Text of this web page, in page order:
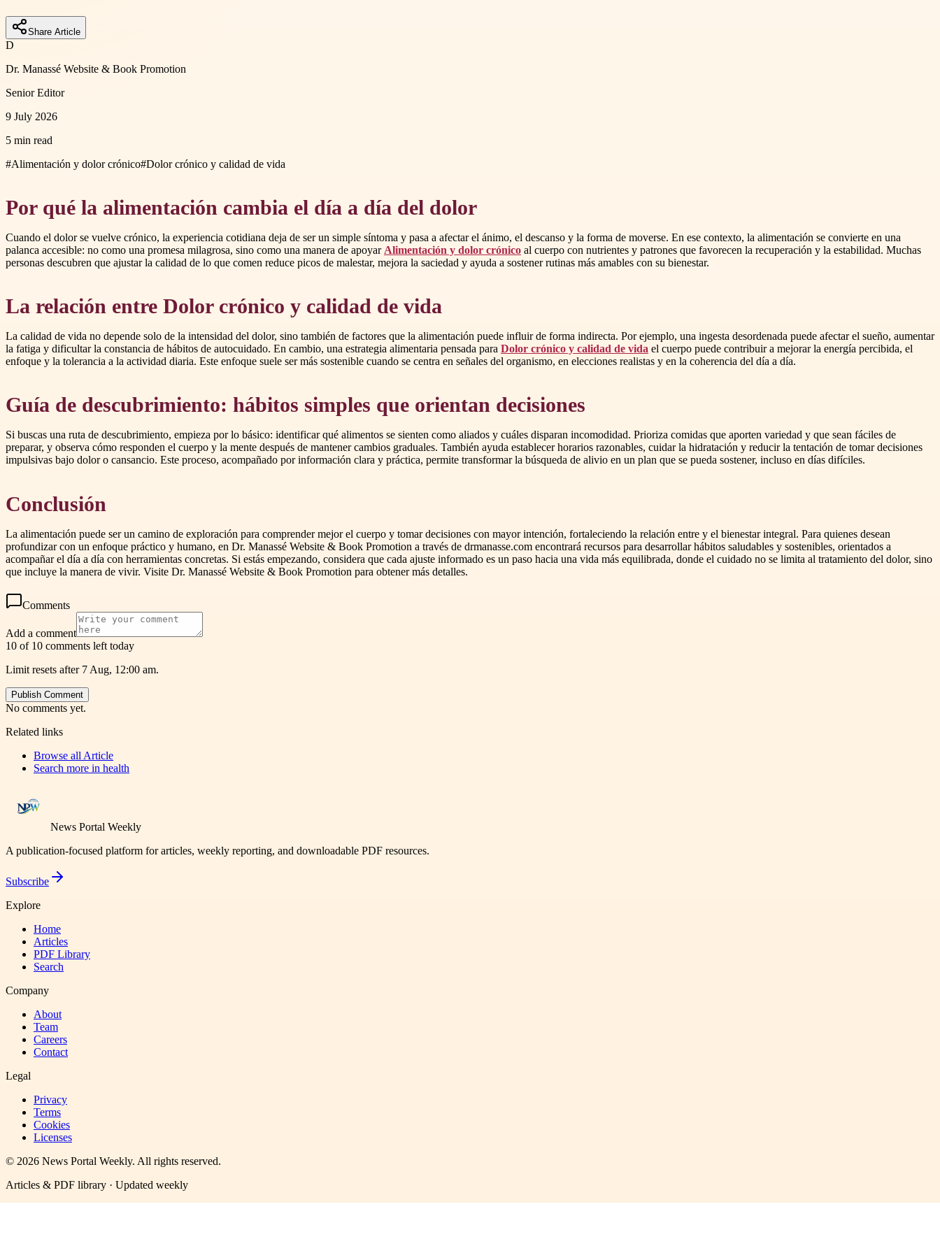
Share Article
D
Dr. Manassé Website & Book Promotion
Senior Editor
9 July 2026
5 min read
#Alimentación y dolor crónico#Dolor crónico y calidad de vida
Por qué la alimentación cambia el día a día del dolor
Cuando el dolor se vuelve crónico, la experiencia cotidiana deja de ser un simple síntoma y pasa a afectar el ánimo, el descanso y la forma de moverse. En ese contexto, la alimentación se convierte en una
palanca accesible: no como una promesa milagrosa, sino como una manera de apoyar Alimentación y dolor crónico al cuerpo con nutrientes y patrones que favorecen la recuperación y la estabilidad. Muchas
personas descubren que ajustar la calidad de lo que comen reduce picos de malestar, mejora la saciedad y ayuda a sostener rutinas más amables con su bienestar.
La relación entre Dolor crónico y calidad de vida
La calidad de vida no depende solo de la intensidad del dolor, sino también de factores que la alimentación puede influir de forma indirecta. Por ejemplo, una ingesta desordenada puede afectar el sueño, aumentar
la fatiga y dificultar la constancia de hábitos de autocuidado. En cambio, una estrategia alimentaria pensada para Dolor crónico y calidad de vida el cuerpo puede contribuir a mejorar la energía percibida, el
enfoque y la tolerancia a la actividad diaria. Este enfoque suele ser más sostenible cuando se centra en señales del organismo, en elecciones realistas y en la coherencia del día a día.
Guía de descubrimiento: hábitos simples que orientan decisiones
Si buscas una ruta de descubrimiento, empieza por lo básico: identificar qué alimentos se sienten como aliados y cuáles disparan incomodidad. Prioriza comidas que aporten variedad y que sean fáciles de
preparar, y observa cómo responden el cuerpo y la mente después de mantener cambios graduales. También ayuda establecer horarios razonables, cuidar la hidratación y reducir la tentación de tomar decisiones
impulsivas bajo dolor o cansancio. Este proceso, acompañado por información clara y práctica, permite transformar la búsqueda de alivio en un plan que se pueda sostener, incluso en días difíciles.
Conclusión
La alimentación puede ser un camino de exploración para comprender mejor el cuerpo y tomar decisiones con mayor intención, fortaleciendo la relación entre y el bienestar integral. Para quienes desean
profundizar con un enfoque práctico y humano, en Dr. Manassé Website & Book Promotion a través de drmanasse.com encontrará recursos para desarrollar hábitos saludables y sostenibles, orientados a
acompañar el día a día con herramientas concretas. Si estás empezando, considera que cada ajuste informado es un paso hacia una vida más equilibrada, donde el cuidado no se limita al tratamiento del dolor, sino
que incluye la manera de vivir. Visite Dr. Manassé Website & Book Promotion para obtener más detalles.
Comments
Add a comment
10 of 10 comments left today
Limit resets after 7 Aug, 12:00 am.
Publish Comment
No comments yet.
Related links
Browse all Article
Search more in health
News Portal Weekly
A publication-focused platform for articles, weekly reporting, and downloadable PDF resources.
Subscribe
Explore
Home
Articles
PDF Library
Search
Company
About
Team
Careers
Contact
Legal
Privacy
Terms
Cookies
Licenses
© 2026 News Portal Weekly. All rights reserved.
Articles & PDF library · Updated weekly